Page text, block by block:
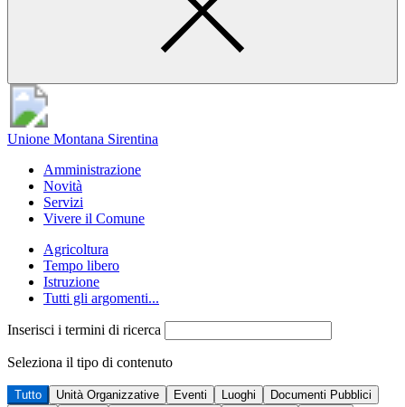
Unione Montana Sirentina
Amministrazione
Novità
Servizi
Vivere il Comune
Agricoltura
Tempo libero
Istruzione
Tutti gli argomenti...
Inserisci i termini di ricerca
Seleziona il tipo di contenuto
Tutto Unità Organizzative Eventi Luoghi
Documenti Pubblici